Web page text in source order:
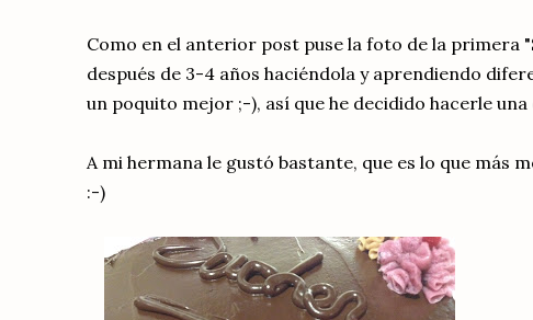
Como en el anterior post puse la foto de la primera
después de 3-4 años haciéndola y aprendiendo
un poquito mejor ;-), así que he decidido hacerle una
A mi hermana le gustó bastante, que es lo que más
:-)